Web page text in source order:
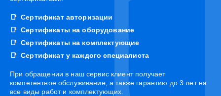
Сертификат авторизации
Сертификаты на оборудование
Сертификаты на комплектующие
Сертификат у каждого специалиста
При обращении в наш сервис клиент получает
компетентное обслуживание, а также гарантию до 3 лет на
все виды работ и комплектующих.